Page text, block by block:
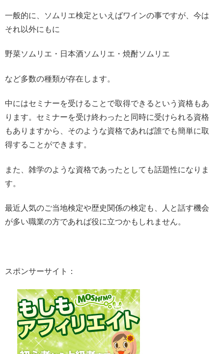
一般的に、ソムリエ検定といえばワインの事ですが、今は
それ以外にもに
野菜ソムリエ・日本酒ソムリエ・焼酎ソムリエ
など多数の種類が存在します。
中にはセミナーを受けることで取得できるという資格もあ
ります。セミナーを受け終わったと同時に受けられる資格
もありますから、そのような資格であれば誰でも簡単に取
得することができます。
また、雑学のような資格であったとしても話題性になりま
す。
最近人気のご当地検定や歴史関係の検定も、人と話す機会
が多い職業の方であれば役に立つかもしれません。
スポンサーサイト：